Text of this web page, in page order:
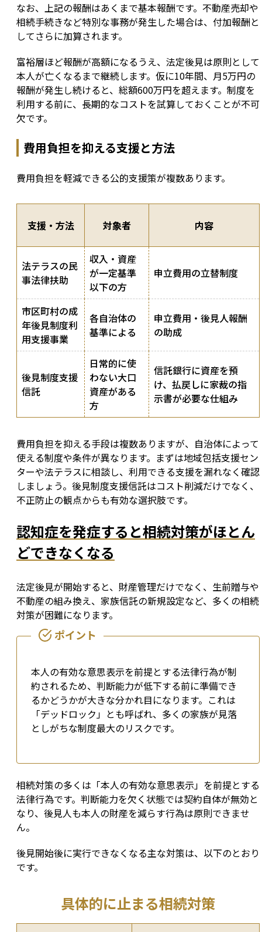
なお、上記の報酬はあくまで基本報酬です。不動産売却や
相続手続きなど特別な事務が発生した場合は、付加報酬と
してさらに加算されます。
富裕層ほど報酬が高額になるうえ、法定後見は原則として
本人が亡くなるまで継続します。仮に10年間、月5万円の
報酬が発生し続けると、総額600万円を超えます。制度を
利用する前に、長期的なコストを試算しておくことが不可
欠です。
費用負担を抑える支援と方法
費用負担を軽減できる公的支援策が複数あります。
支援・方法 対象者 内容
法テラスの民
事法律扶助
収入・資産
が一定基準
以下の方
申立費用の立替制度
市区町村の成
年後見制度利
用支援事業
各自治体の
基準による
申立費用・後見人報酬
の助成
後見制度支援
信託
日常的に使
わない大口
資産がある
方
信託銀行に資産を預
け、払戻しに家裁の指
示書が必要な仕組み
費用負担を抑える手段は複数ありますが、自治体によって
使える制度や条件が異なります。まずは地域包括支援セン
ターや法テラスに相談し、利用できる支援を漏れなく確認
しましょう。後見制度支援信託はコスト削減だけでなく、
不正防止の観点からも有効な選択肢です。
認知症を発症すると相続対策がほとん
どできなくなる
法定後見が開始すると、財産管理だけでなく、生前贈与や
不動産の組み換え、家族信託の新規設定など、多くの相続
対策が困難になります。
本人の有効な意思表示を前提とする法律行為が制
約されるため、判断能力が低下する前に準備でき
るかどうかが大きな分かれ目になります。これは
「デッドロック」とも呼ばれ、多くの家族が見落
としがちな制度最大のリスクです。
相続対策の多くは「本人の有効な意思表示」を前提とする
法律行為です。判断能力を欠く状態では契約自体が無効と
なり、後見人も本人の財産を減らす行為は原則できませ
ん。
後見開始後に実行できなくなる主な対策は、以下のとおり
です。
具体的に止まる相続対策